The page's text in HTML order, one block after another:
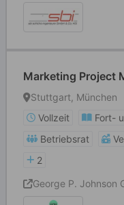
Marketing Project
Stuttgart, München
Vollzeit
Fort-
Betriebsrat
2
George P. Johnson